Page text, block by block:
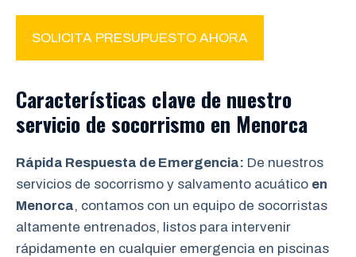
SOLICITA PRESUPUESTO AHORA
Características clave de nuestro
servicio de socorrismo en Menorca
Rápida Respuesta de Emergencia: De nuestros
servicios de socorrismo y salvamento acuático en
Menorca, contamos con un equipo de socorristas
altamente entrenados, listos para intervenir
rápidamente en cualquier emergencia en piscinas